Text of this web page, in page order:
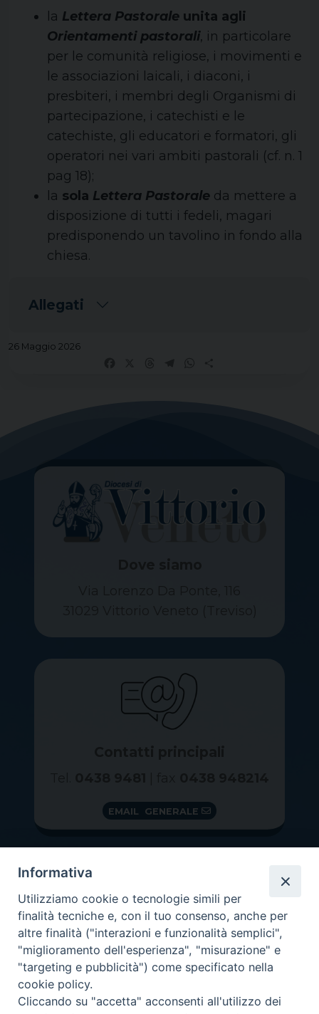
la Lettera Pastorale unita agli
Orientamenti pastorali, in particolare
per le comunità religiose, i movimenti e
le associazioni laicali, i diaconi, i
presbiteri, i membri degli Organismi di
partecipazione, i catechisti e le
catechiste, gli educatori e formatori, gli
operatori nei vari ambiti pastorali (cf. n. 1
pag 18);
la sola Lettera Pastorale da mettere a
disposizione di tutti i fedeli, magari
predisponendo un tavolino in fondo alla
chiesa.
Allegati
26 Maggio 2026
EMAIL GENERALE
GRAZIE PER IL TUO AIUTO
Insieme per la Diocesi
Informativa
Utilizziamo cookie o tecnologie simili per
finalità tecniche e, con il tuo consenso, anche per
altre finalità ("interazioni e funzionalità semplici",
"miglioramento dell'esperienza", "misurazione" e
"targeting e pubblicità") come specificato nella
cookie policy.
Cliccando su "accetta" acconsenti all'utilizzo dei